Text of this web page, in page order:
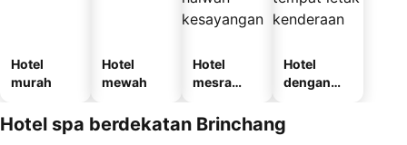
Hotel
murah
Hotel
mewah
Hotel
mesra
kesayanga
Hotel
dengan
letak
kenderaan
Hotel spa berdekatan Brinchang